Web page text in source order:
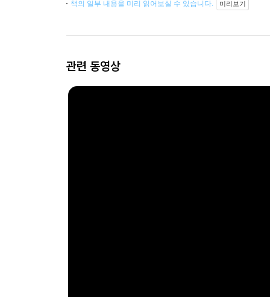
책의 일부 내용을 미리 읽어보실 수 있습니다. 미리보기
관련 동영상